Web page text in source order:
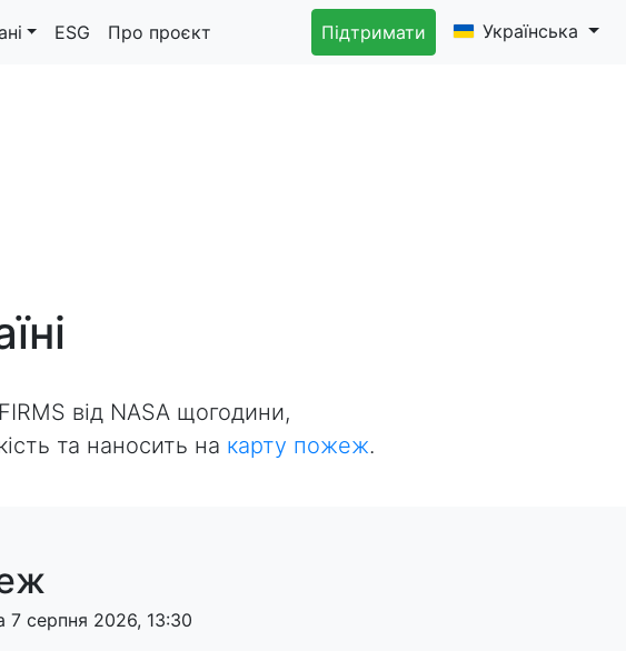
ESG Про проєкт Підтримати Українська
від NASA щогодини,
та наносить на карту пожеж.
серпня 2026, 13:30